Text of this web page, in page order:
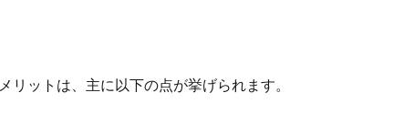
リットは、主に以下の点が挙げられます。